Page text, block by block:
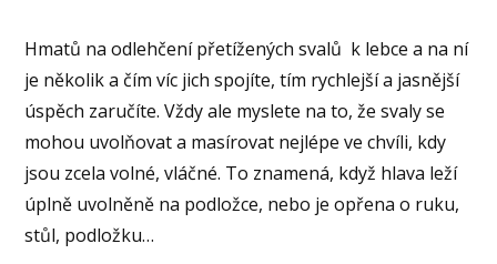
Hmatů na odlehčení přetížených svalů k lebce a na ní
je několik a čím víc jich spojíte, tím rychlejší a jasnější
úspěch zaručíte. Vždy ale myslete na to, že svaly se
mohou uvolňovat a masírovat nejlépe ve chvíli, kdy
jsou zcela volné, vláčné. To znamená, když hlava leží
úplně uvolněně na podložce, nebo je opřena o ruku,
stůl, podložku…